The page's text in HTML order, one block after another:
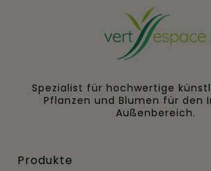
Spezialist für hochwertige
Pflanzen und Blumen für den
Außenbereich.
Produkte